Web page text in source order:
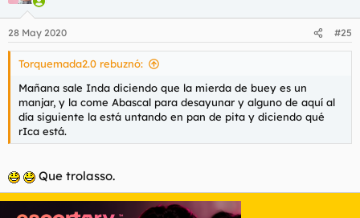
28 May 2020 #25
Torquemada2.0 rebuznó:
Mañana sale Inda diciendo que la mierda de buey es un
manjar, y la come Abascal para desayunar y alguno de aquí al
día siguiente la está untando en pan de pita y diciendo qué
rIca está.
Que trolasso.